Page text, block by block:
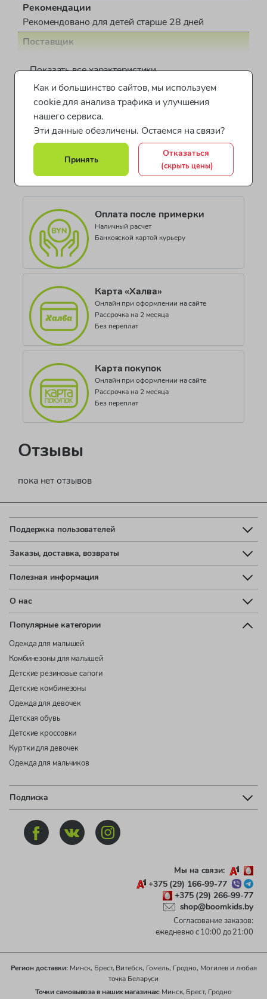
Рекомендации
Рекомендовано для детей старше 28 дней
Поставщик
Пол
для девочки
Страна производства
Индия
Документ о соответствии
ДЕАЭС № BY/112 11.01. ТР007 019.01 00760
Коллекция
Показать все характеристики
Фартуки для малышей Фартуки для детей
Одежда для девочек Mothercare
Фартуки для маленьких
Все категории товара >
Оплата после примерки
Наличный расчет
Банковской картой курьеру
Карта «Халва»
Онлайн при оформлении на сайте
Рассрочка на 2 месяца
Без переплат
Карта покупок
Онлайн при оформлении на сайте
Рассрочка на 2 месяца
Без переплат
Отзывы
пока нет отзывов
Поддержка пользователей
Заказы, доставка, возвраты
Полезная информация
О нас
Популярные категории
Одежда для малышей
Комбинезоны для малышей
Детские резиновые сапоги
Детские комбинезоны
Одежда для девочек
Детская обувь
Детские кроссовки
Куртки для девочек
Одежда для мальчиков
Подписка
Мы на связи:
+375 (29) 166-99-77
+375 (29) 266-99-77
shop@boomkids.by
Согласование заказов:
ежедневно с 10:00 до 21:00
Регион доставки:Минск, Брест, Витебск, Гомель, Гродно, Могилев и любая
точка Беларуси
Точки самовывоза в наших магазинах: Минск, Брест, Гродно
Как и большинство сайтов, мы используем
cookie для анализа трафика и улучшения
нашего сервиса.
Эти данные обезличены. Остаемся на связи?
Принять
Отказаться
(скрыть цены)